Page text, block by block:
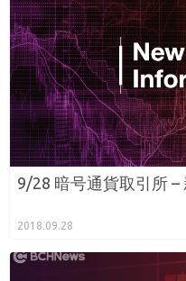
9/28 暗号通貨取引所
2018.09.28